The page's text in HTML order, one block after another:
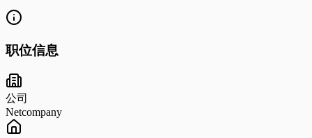
职位信息
公司
Netcompany